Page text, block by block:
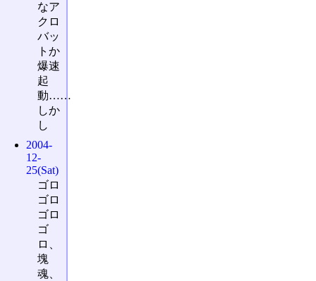
なア
クロ
バッ
トか
爆速
起
動……
しか
し
2004-
12-
25(Sat)
ゴロ
ゴロ
ゴロ
ゴ
ロ、
塊
魂、